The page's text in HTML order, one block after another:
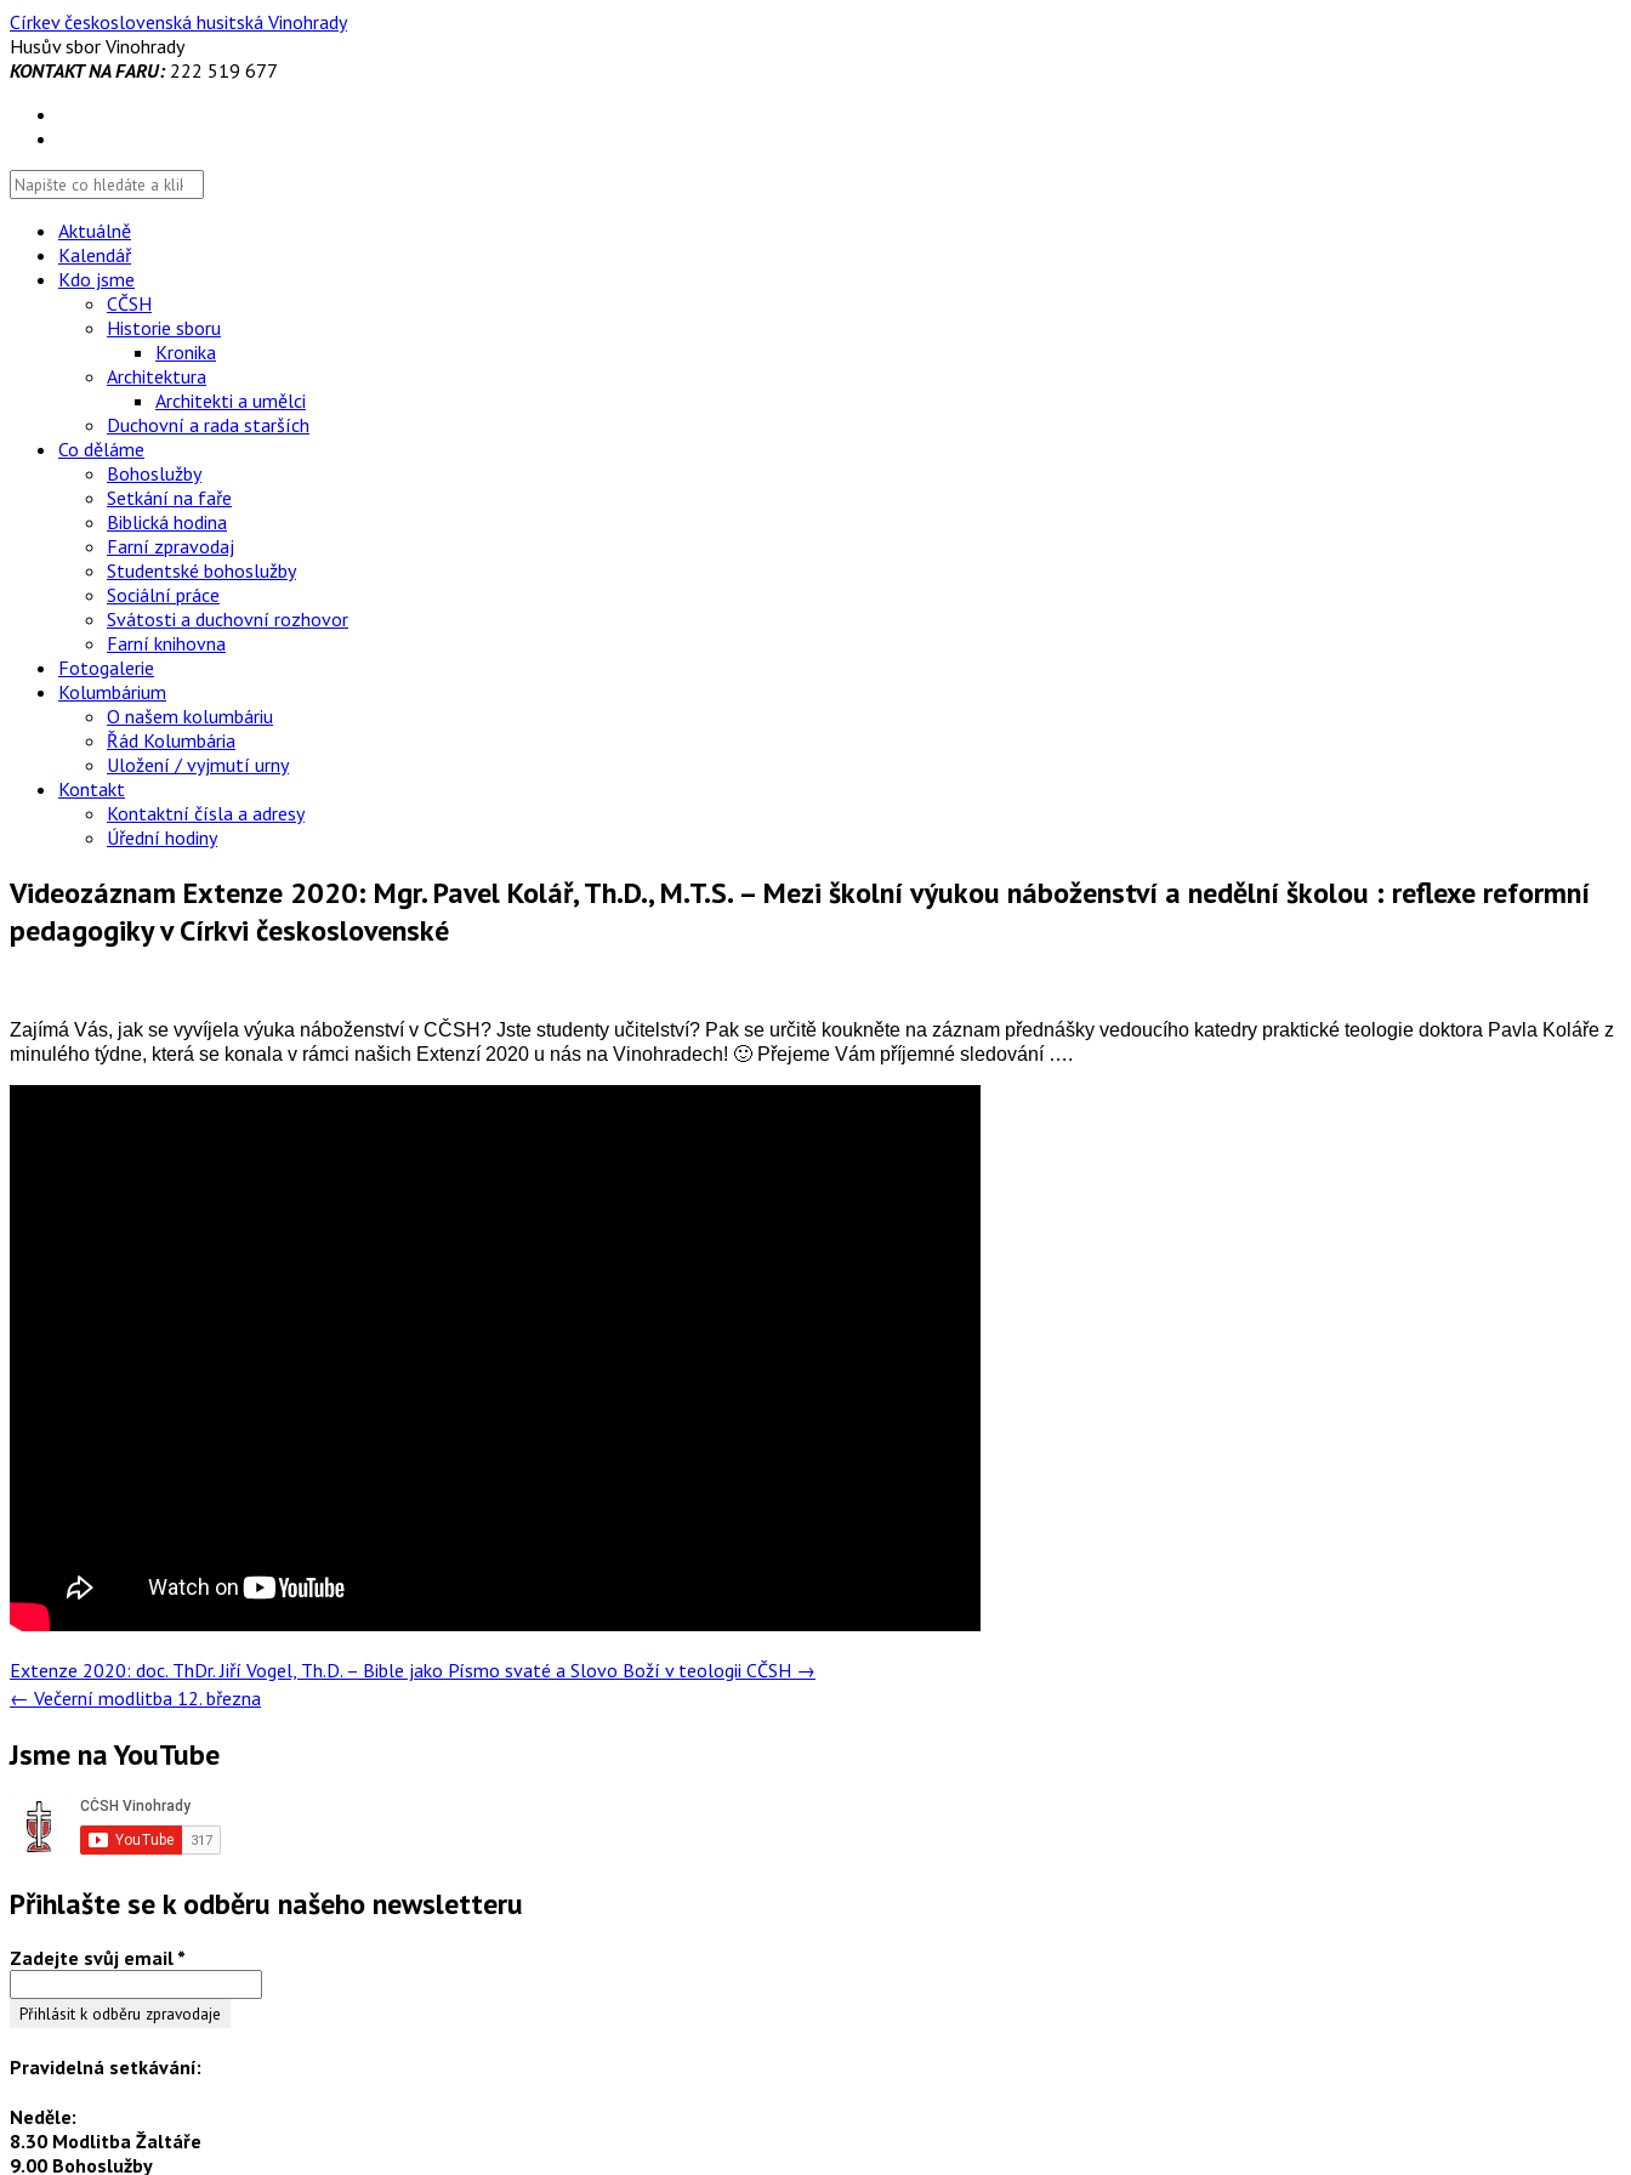
Skip
to
content
Církev československá husitská Vinohrady
Husův sbor Vinohrady
KONTAKT NA FARU:222 519 677
Aktuálně
Kalendář
Kdo jsme
CČSH
Historie sboru
Kronika
Architektura
Architekti a umělci
Duchovní a rada starších
Co děláme
Bohoslužby
Setkání na faře
Biblická hodina
Farní zpravodaj
Studentské bohoslužby
Sociální práce
Svátosti a duchovní rozhovor
Farní knihovna
Fotogalerie
Kolumbárium
O našem kolumbáriu
Řád Kolumbária
Uložení / vyjmutí urny
Kontakt
Kontaktní čísla a adresy
Úřední hodiny
Videozáznam Extenze 2020: Mgr. Pavel Kolář, Th.D., M.T.S. – Mezi školní výukou náboženství a nedělní školou : reflexe reformní
pedagogiky v Církvi československé
Zajímá Vás, jak se vyvíjela výuka náboženství v CČSH? Jste studenty učitelství? Pak se určitě koukněte na záznam přednášky vedoucího katedry praktické teologie doktora Pavla Koláře z
minulého týdne, která se konala v rámci našich Extenzí 2020 u nás na Vinohradech! 🙂 Přejeme Vám příjemné sledování ….
Post
navigation
Extenze 2020: doc. ThDr. Jiří Vogel, Th.D. – Bible jako Písmo svaté a Slovo Boží v teologii CČSH →
← Večerní modlitba 12. března
Jsme na YouTube
Přihlašte se k odběru našeho newsletteru
Zadejte svůj email *
Pravidelná setkávání:
Neděle:
8.30 Modlitba Žaltáře
9.00 Bohoslužby